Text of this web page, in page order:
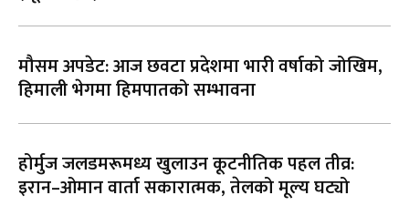
मौसम अपडेट: आज छवटा प्रदेशमा भारी वर्षाको जोखिम,
हिमाली भेगमा हिमपातको सम्भावना
होर्मुज जलडमरूमध्य खुलाउन कूटनीतिक पहल तीव्र:
इरान–ओमान वार्ता सकारात्मक, तेलको मूल्य घट्यो